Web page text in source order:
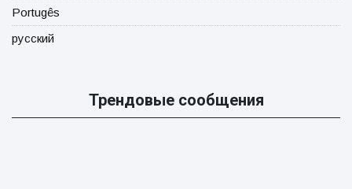
Portugês
русский
Трендовые сообщения